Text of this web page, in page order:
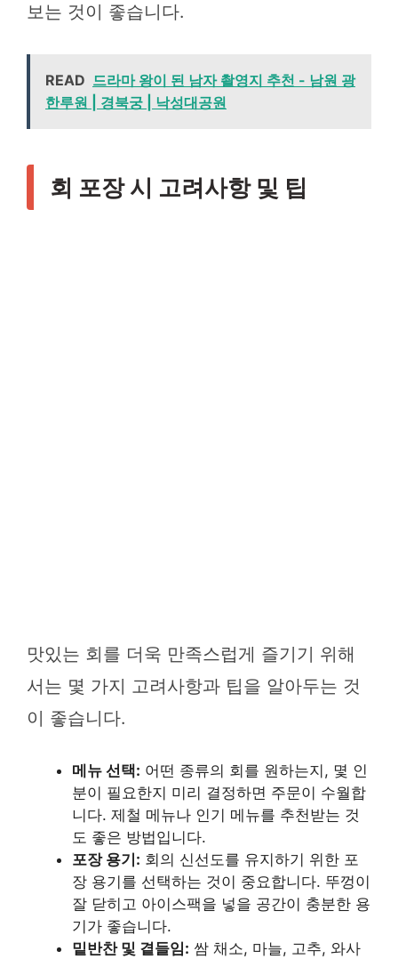
보는 것이 좋습니다.
READ 드라마 왕이 된 남자 촬영지 추천 - 남원 광
한루원 | 경북궁 | 낙성대공원
회 포장 시 고려사항 및 팁
맛있는 회를 더욱 만족스럽게 즐기기 위해
서는 몇 가지 고려사항과 팁을 알아두는 것
이 좋습니다.
메뉴 선택: 어떤 종류의 회를 원하는지, 몇 인
분이 필요한지 미리 결정하면 주문이 수월합
니다. 제철 메뉴나 인기 메뉴를 추천받는 것
도 좋은 방법입니다.
포장 용기: 회의 신선도를 유지하기 위한 포
장 용기를 선택하는 것이 중요합니다. 뚜껑이
잘 닫히고 아이스팩을 넣을 공간이 충분한 용
기가 좋습니다.
밑반찬 및 곁들임: 쌈 채소, 마늘, 고추, 와사